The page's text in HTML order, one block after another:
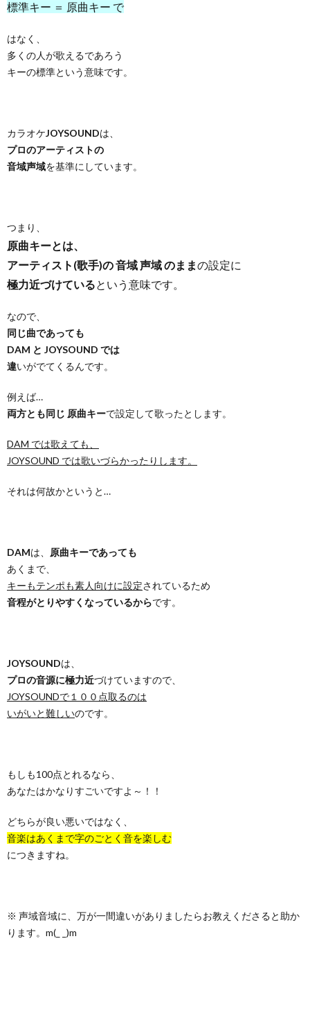
標準キー ＝ 原曲キー で
はなく、
多くの人が歌えるであろう
キーの標準という意味です。
カラオケJOYSOUNDは、
プロのアーティストの
音域声域を基準にしています。
つまり、
原曲キーとは、
アーティスト(歌手)の 音域 声域 のままの設定に
極力近づけている という意味です。
なので、
同じ曲であっても
DAM と JOYSOUND では
違いがでてくるんです。
例えば…
両方とも同じ 原曲キーで設定して歌ったとします。
DAM では歌えても、
JOYSOUND では歌いづらかったりします。
それは何故かというと…
DAMは、 原曲キーであっても
あくまで、
キーもテンポも素人向けに設定されているため
音程がとりやすくなっているからです。
JOYSOUNDは、
プロの音源に極力近づけていますので、
JOYSOUNDで１００点取るのは
いがいと難しいのです。
もしも100点とれるなら、
あなたはかなりすごいですよ～！！
どちらが良い悪いではなく、
音楽はあくまで字のごとく音を楽しむ
につきますね。
※ 声域音域に、万が一間違いがありましたらお教えくださると助か
ります。m(_ _)m